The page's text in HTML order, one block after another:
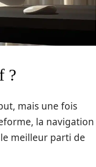
?
mais une fois
la navigation
meilleur parti de